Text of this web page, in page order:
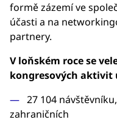
formě zázemí ve
účasti a na
partnery.
V loňském roce se
kongresových aktivit
27 104
zahraničních